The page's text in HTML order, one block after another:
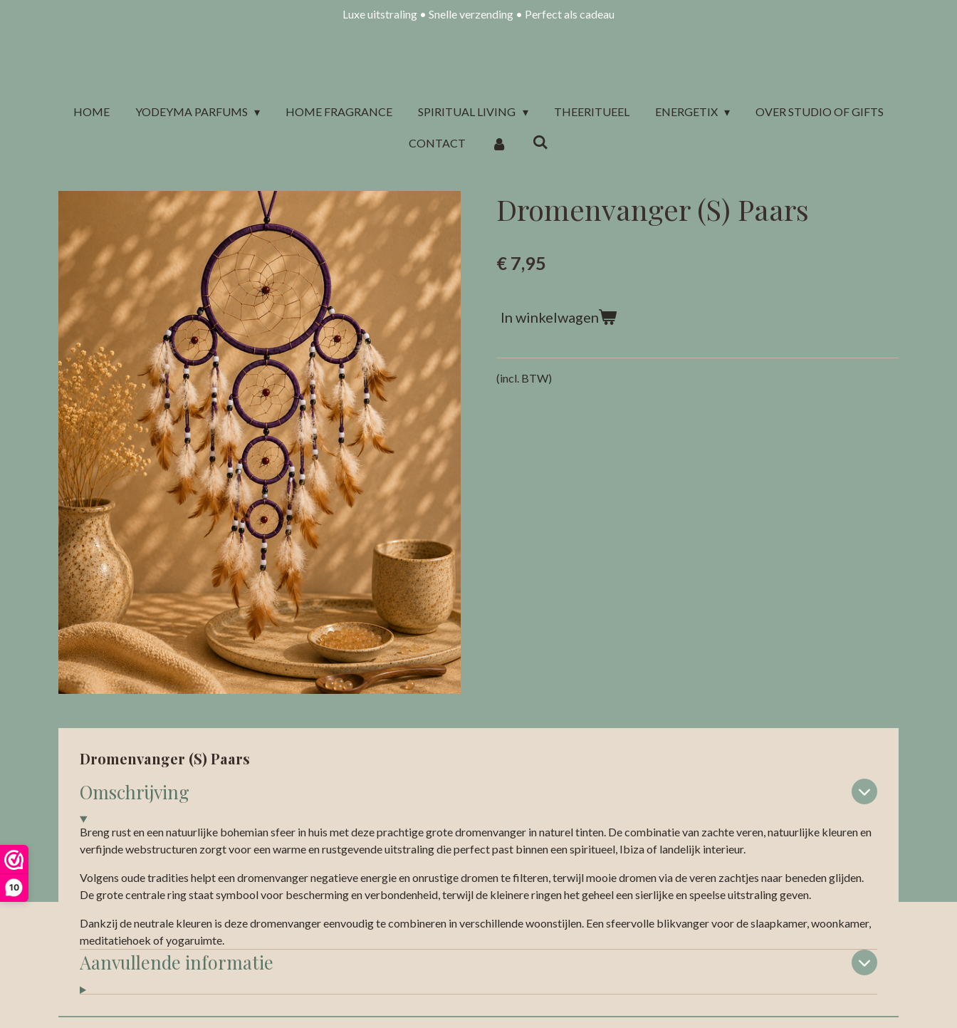
10
Luxe uitstraling • Snelle verzending • Perfect als cadeau
HOME YODEYMA PARFUMS HOME FRAGRANCE SPIRITUAL LIVING THEERITUEEL ENERGETIX OVER STUDIO OF GIFTS
CONTACT
Dromenvanger (S) Paars
€ 7,95
In winkelwagen
(incl. BTW)
Dromenvanger (S) Paars
Omschrijving
Breng rust en een natuurlijke bohemian sfeer in huis met deze prachtige grote dromenvanger in naturel tinten. De combinatie van zachte veren, natuurlijke kleuren en
verfijnde webstructuren zorgt voor een warme en rustgevende uitstraling die perfect past binnen een spiritueel, Ibiza of landelijk interieur.
Volgens oude tradities helpt een dromenvanger negatieve energie en onrustige dromen te filteren, terwijl mooie dromen via de veren zachtjes naar beneden glijden.
De grote centrale ring staat symbool voor bescherming en verbondenheid, terwijl de kleinere ringen het geheel een sierlijke en speelse uitstraling geven.
Dankzij de neutrale kleuren is deze dromenvanger eenvoudig te combineren in verschillende woonstijlen. Een sfeervolle blikvanger voor de slaapkamer, woonkamer,
meditatiehoek of yogaruimte.
Aanvullende informatie